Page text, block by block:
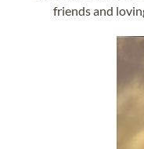
friends and